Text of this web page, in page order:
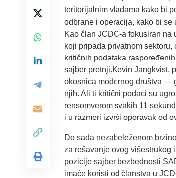
teritorijalnim vladama kako bi
odbrane i operacija, kako bi se
Kao član JCDC-a fokusiran na
koji pripada privatnom
kritičnih podataka
sajber pretnji.Kevin Jangkvist,
okosnica modernog društva —
njih. Ali ti kritični podaci su
rensomverom svakih 11
i u razmeri izvrši oporavak od
Do sada nezabeleženom
za rešavanje ovog višestrukog
pozicije sajber bezbednosti
imaće koristi od članstva u